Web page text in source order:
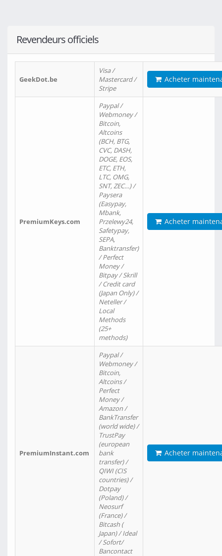
Revendeurs officiels
GeekDot.be
Visa /
Mastercard /
Stripe
Acheter
PremiumKeys.com
Paypal /
Webmoney /
Bitcoin,
Altcoins
(BCH, BTG,
CVC, DASH,
DOGE, EOS,
ETC, ETH,
LTC, OMG,
SNT, ZEC…) /
Paysera
(Easypay,
Mbank,
Przelewy24,
Safetypay,
SEPA,
Banktransfer)
/ Perfect
Money /
Bitpay / Skrill
/ Credit card
(Japan Only) /
Neteller /
Local
Methods
(25+
methods)
Acheter
PremiumInstant.com
Paypal /
Webmoney /
Bitcoin,
Altcoins /
Perfect
Money /
Amazon /
BankTransfer
(world wide) /
TrustPay
(european
bank
transfer) /
QIWI (CIS
countries) /
Dotpay
(Poland) /
Neosurf
(France) /
Bitcash (
Japan) / Ideal
/ Sofort/
Bancontact
Acheter